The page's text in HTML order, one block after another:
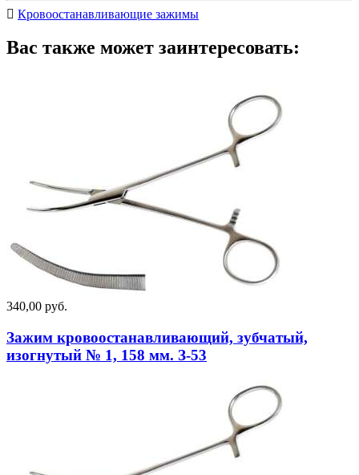
Кровоостанавливающие зажимы
Вас также может заинтересовать:
340,00 руб.
Зажим кровоостанавливающий, зубчатый,
изогнутый № 1, 158 мм. З-53